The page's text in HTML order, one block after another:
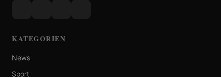
KATEGORIEN
News
Sport